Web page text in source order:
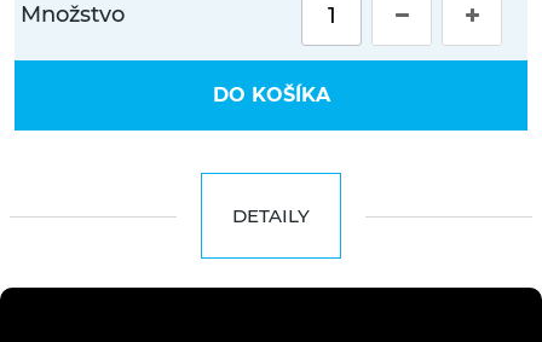
Množstvo
DO KOŠÍKA
DETAILY